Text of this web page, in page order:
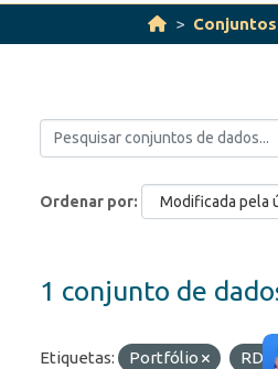
Ordenar por
1 conjunto de
Etiquetas: Portfólio RDE